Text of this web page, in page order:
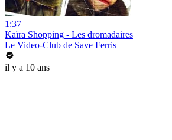
1:37
Kaïra Shopping - Les dromadaires
Le Video-Club de Save Ferris
il y a 10 ans